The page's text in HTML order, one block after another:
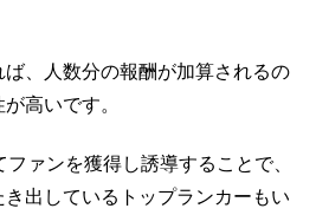
、人数分の報酬が加算されるの
高いです。
ァンを獲得し誘導することで、
出しているトップランカーもい